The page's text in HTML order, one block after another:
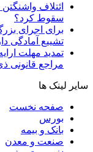
ائتلاف
سقوط کرد؟
برای اجرای
تشییع آمادگی
تمدید مهلت
مراجع قانونی
سایر لینک ها
صفحه نخست
بورس
بانک و بیمه
صنعت و معدن